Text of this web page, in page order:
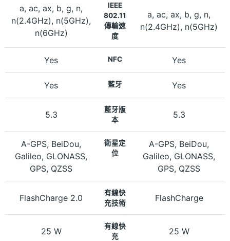
a, ac, ax, b, g, n,
n(2.4GHz), n(5GHz),
n(6GHz)
IEEE
802.11
傳輸速
度
a, ac, ax, b, g, n,
n(2.4GHz), n(5GHz)
Yes NFC Yes
Yes 藍牙 Yes
5.3
藍牙版
本
5.3
A-GPS, BeiDou,
Galileo, GLONASS,
GPS, QZSS
衛星定
位
A-GPS, BeiDou,
Galileo, GLONASS,
GPS, QZSS
FlashCharge 2.0
有線快
充技術
FlashCharge
25 W
有線快
充
25 W